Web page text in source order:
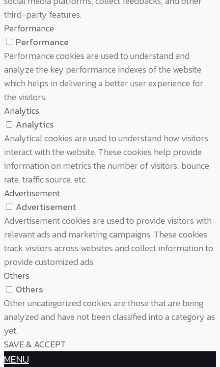
third-party features.
Performance
Performance
Performance cookies are used to understand and
analyze the key performance indexes of the website
which helps in delivering a better user experience for
the visitors.
Analytics
Analytics
Analytical cookies are used to understand how visitors
interact with the website. These cookies help provide
information on metrics the number of visitors, bounce
rate, traffic source, etc.
Advertisement
Advertisement
Advertisement cookies are used to provide visitors with
relevant ads and marketing campaigns. These cookies
track visitors across websites and collect information to
provide customized ads.
Others
Others
Other uncategorized cookies are those that are being
analyzed and have not been classified into a category as
yet.
SAVE & ACCEPT
MENU